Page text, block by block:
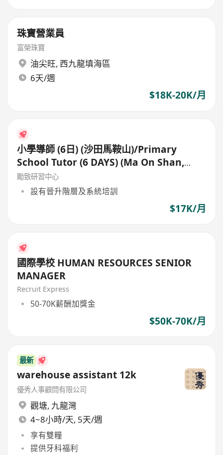
珠寶營業員
富榮珠寶
油尖旺, 西九龍填海區
6天/週
$18K-20K/月
小學導師 (6日) (沙田馬鞍山)/Primary
School Tutor (6 DAYS) (Ma On Shan,
Shatin)
勵致研習中心
設有晉升階層及系統培訓
$17K/月
國際學校 HUMAN RESOURCES SENIOR
MANAGER
Recruit Express
50-70K薪酬加獎金
$50K-70K/月
最新
warehouse assistant 12k
優秀人事顧問有限公司
觀塘, 九龍灣
4~8小時/天, 5天/週
享有雙糧
提供牙科福利